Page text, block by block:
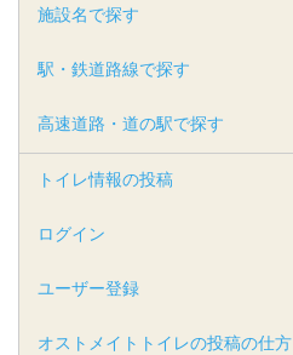
施設名で探す
駅・鉄道路線で探す
高速道路・道の駅で探す
トイレ情報の投稿
ログイン
ユーザー登録
オストメイトトイレの投稿の仕方